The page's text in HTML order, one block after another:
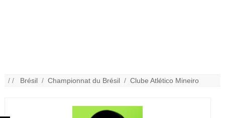
/ / Brésil /Championnat du Brésil /Clube Atlético Mineiro